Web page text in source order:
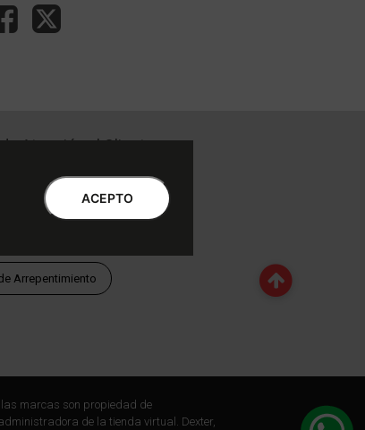
Atención al Cliente
| Lu a Vi 9 a 20 | Sa 9 a 17
Arrepentimiento
las marcas son propiedad de
de la tienda virtual. Dexter,
ACEPTO